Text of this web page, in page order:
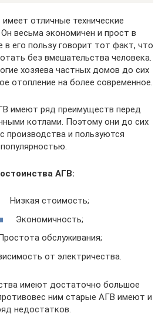
отличные технические
Он весьма экономичен и прост в
в его пользу говорит тот факт, что
без вмешательства человека.
хозяева частных домов до сих
отопление на более современное.
имеют ряд преимуществ перед
котлами. Поэтому они до сих
производства и пользуются
популярностью.
АГВ:
Низкая стоимость;
Экономичность;
обслуживания;
от электричества.
имеют достаточно большое
ним старые АГВ имеют и
недостатков.